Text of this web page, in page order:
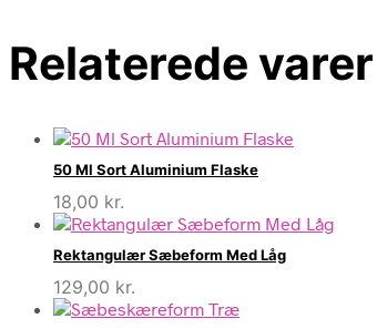
Relaterede varer
50 Ml Sort Aluminium Flaske
18,00 kr.
Rektangulær Sæbeform Med Låg
129,00 kr.